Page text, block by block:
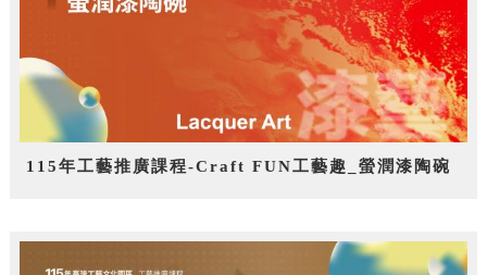
115年工藝推廣課程-Craft FUN工藝趣_螢潤漆陶碗